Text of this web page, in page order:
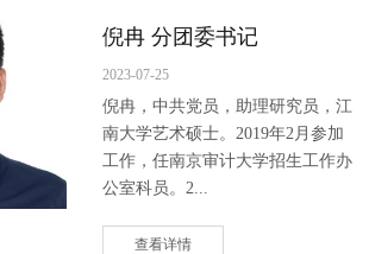
倪冉 分团委书记
2023-07-25
倪冉，中共党员，助理研究员，江
南大学艺术硕士。2019年2月参加
工作，任南京审计大学招生工作办
公室科员。2...
查看详情